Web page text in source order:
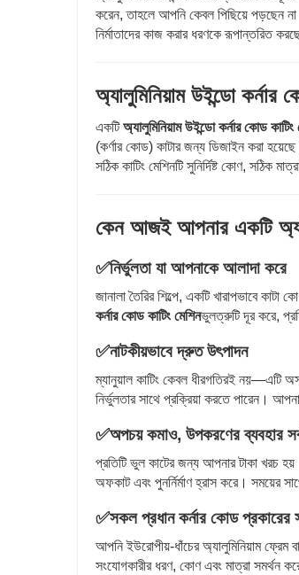
করেন, তাহলে আপনি কেবল পিছিয়ে পড়ছেন
নির্মাতাদের কাজ করার ধরণকে রূপান্তরিত
অ্যালুমিনিয়াম উইন্ডো কর্নার
একটিঅ্যালুমিনিয়াম উইন্ডো কর্নার কোড কাটিং
(কর্ণার কোড) কাটার জন্য ডিজাইন করা
সঠিক কাটিং মেশিনটি সুনির্দিষ্ট কোণ, সঠিক
কেন আজই আপনার একটি
✅নির্ভুলতা যা আপনাকে আলাদা করে
জানালা তৈরির শিল্পে, একটি খারাপভাবে
কর্নার কোড কাটিং মেশিনভুলত্রুটি দূর করে,
✅নাটকীয়ভাবে দ্রুত উৎপাদন
ম্যানুয়াল কাটিং কেবল ধীরগতিরই নয়—এটি
নির্ভুলতার সাথে প্রক্রিয়া করতে পারেন।
✅অপচয় কমাও, উপকরণের ব্যবহার
প্রতিটি ভুল কাটের জন্য আপনার টাকা খরচ
অফকাট এবং পুনর্নির্মাণ হ্রাস করে। সময়ের
✅সকল প্রধান কর্নার কোড প্রকারের
আপনি ইউরোপীয়-ধাঁচের অ্যালুমিনিয়াম ফ্রেম
সংযোগকারীর ধরণ, কোণ এবং মাত্রা সমর্থন